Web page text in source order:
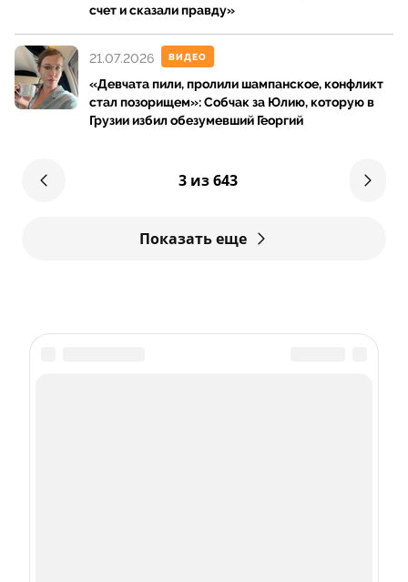
счет и сказали правду»
ВИДЕО
«Девчата пили, пролили шампанское, конфликт
стал позорищем»: Собчак за Юлию, которую в
Грузии избил обезумевший Георгий
21.07.2026
3 из 643
Показать еще